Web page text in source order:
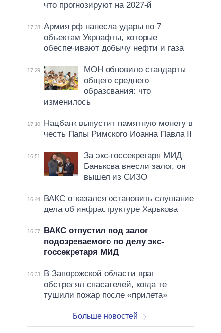
что прогнозируют на 2027-й
17:38 Армия рф нанесла удары по 7
объектам Укрнафты, которые
обеспечивают добычу нефти и газа
17:29
МОН обновило стандарты
общего среднего
образования: что
изменилось
17:10
Нацбанк выпустит памятную монету в
честь Папы Римского Иоанна Павла II
16:51
За экс-госсекретаря МИД
Банькова внесли залог, он
вышел из СИЗО
16:44
ВАКС отказался остановить слушание
дела об инфраструктуре Харькова
16:37
ВАКС отпустил под залог
подозреваемого по делу экс-
госсекретаря МИД
16:33
В Запорожской области враг
обстрелял спасателей, когда те
тушили пожар после «прилета»
Больше новостей